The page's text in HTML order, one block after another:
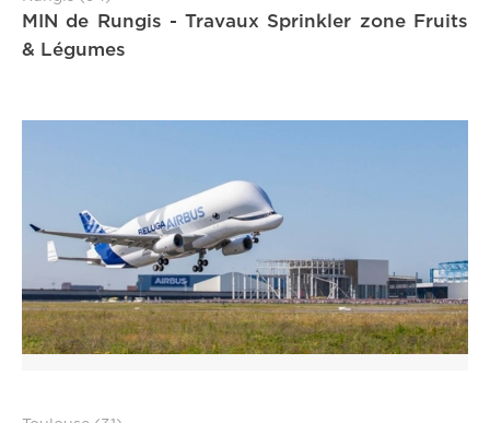
MIN de Rungis - Travaux Sprinkler zone Fruits
& Légumes